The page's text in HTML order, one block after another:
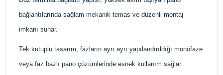
bağlantılarında sağlam mekanik temas ve düzenli montaj
imkanı sunar.
Tek kutuplu tasarım, fazların ayrı ayrı yapılandırıldığı monofaze
veya faz bazlı pano çözümlerinde esnek kullanım sağlar.